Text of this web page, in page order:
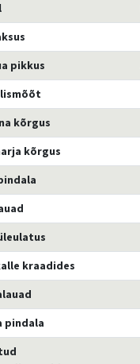
pikkus
kõrgus
kõrgus
kraadides
pindala